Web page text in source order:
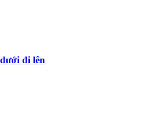
đi lên